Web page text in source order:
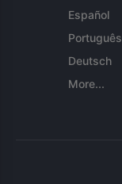
Español
Português
Deutsch
More...